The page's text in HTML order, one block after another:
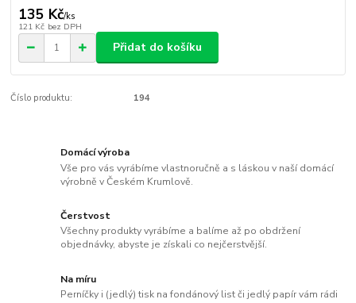
135 Kč/ks
121 Kč bez DPH
Přidat do košíku
Číslo produktu: 194
Domácí výroba
Vše pro vás vyrábíme vlastnoručně a s láskou v naší domácí
výrobně v Českém Krumlově.
Čerstvost
Všechny produkty vyrábíme a balíme až po obdržení
objednávky, abyste je získali co nejčerstvější.
Na míru
Perníčky i (jedlý) tisk na fondánový list či jedlý papír vám rádi